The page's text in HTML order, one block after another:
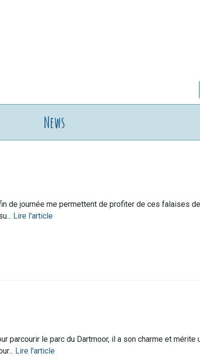
News
de journée me permettent de profiter de ces falaises
Lire l'article
parcourir le parc du Dartmoor, il a son charme et mérite
Lire l'article